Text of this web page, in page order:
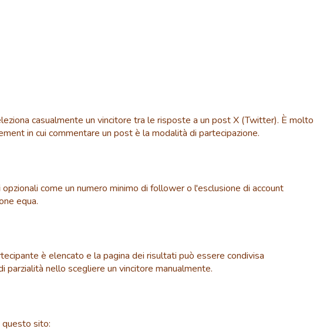
casualmente un vincitore tra le risposte a un post X (Twitter). È molto
in cui commentare un post è la modalità di partecipazione.
come un numero minimo di follower o l'esclusione di account
equa.
è elencato e la pagina dei risultati può essere condivisa
parzialità nello scegliere un vincitore manualmente.
questo sito: